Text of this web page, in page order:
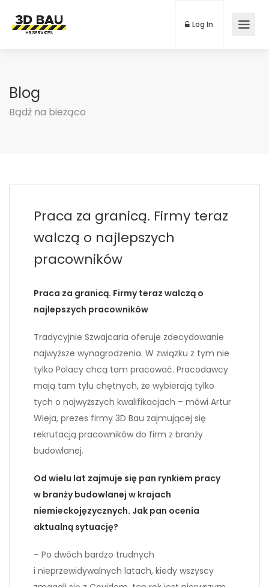
Log In
Blog
Bądź na bieżąco
Praca za granicą. Firmy teraz
walczą o najlepszych
pracowników
Praca za granicą. Firmy teraz walczą o
najlepszych pracowników
Tradycyjnie Szwajcaria oferuje zdecydowanie
najwyższe wynagrodzenia. W związku z tym nie
tylko Polacy chcą tam pracować. Pracodawcy
mają tam tylu chętnych, że wybierają tylko
tych o najwyższych kwalifikacjach – mówi Artur
Wieja, prezes firmy 3D Bau zajmującej się
rekrutacją pracowników do firm z branży
budowlanej.
Od wielu lat zajmuje się pan rynkiem pracy
w branży budowlanej w krajach
niemieckojęzycznych. Jak pan ocenia
aktualną sytuację?
– Po dwóch bardzo trudnych
i nieprzewidywalnych latach, kiedy wszyscy